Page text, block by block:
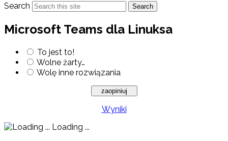
Search
Search
Microsoft Teams dla Linuksa
To jest to!
Wolne żarty…
Wolę inne rozwiązania
Wyniki
Loading ...